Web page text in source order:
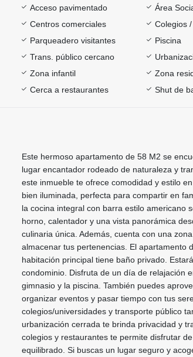
Acceso pavimentado Área
Centros comerciales
Colegios
Parqueadero visitantes
Piscina
Trans. público cercano
Zona infantil
Zona
Cerca a restaurantes
Shut de
Este hermoso apartamento de 58 M2 se
lugar encantador rodeado de naturaleza y
este inmueble te ofrece comodidad y estilo
bien iluminada, perfecta para compartir en
la cocina integral con barra estilo americano
horno, calentador y una vista panorámica
culinaria única. Además, cuenta con una
almacenar tus pertenencias. El apartamento
habitación principal tiene baño privado.
condominio. Disfruta de un día de relajación
gimnasio y la piscina. También puedes
organizar eventos y pasar tiempo con tus
colegios/universidades y transporte público
urbanización cerrada te brinda privacidad y
colegios y restaurantes te permite disfrutar
equilibrado. Si buscas un lugar seguro y